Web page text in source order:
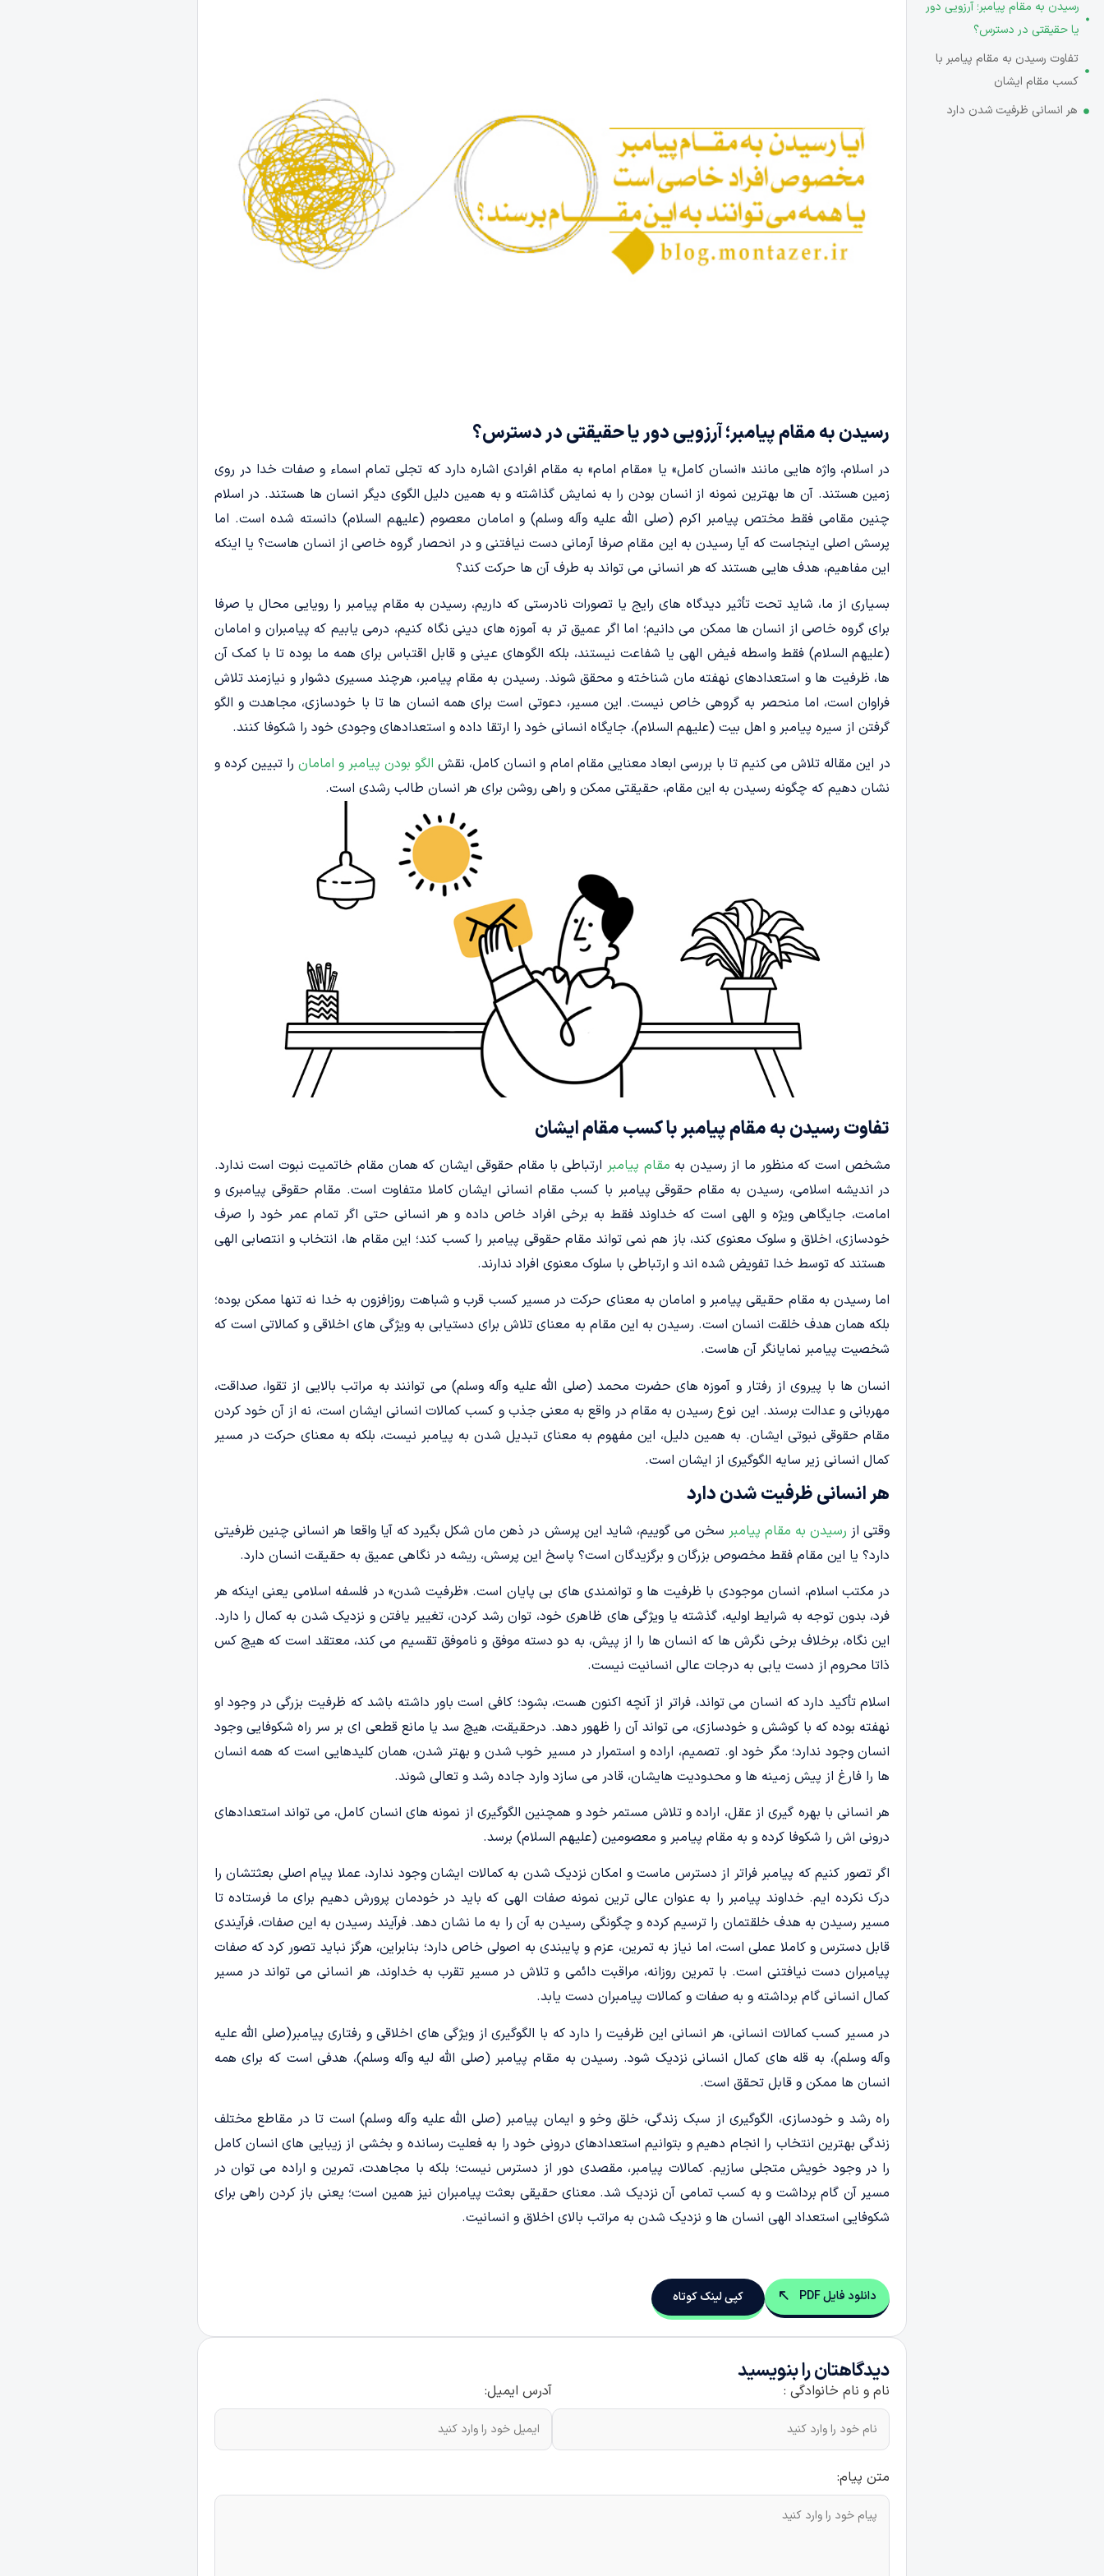
رسیدن به مقام پیامبر؛ آرزویی دور
یا حقیقتی در دسترس؟
تفاوت رسیدن به مقام پیامبر با
کسب مقام ایشان
هر انسانی ظرفیت شدن دارد
رسیدن به مقام پیامبر؛ آرزویی دور یا حقیقتی در دسترس؟
در اسلام، واژه هایی مانند «انسان کامل» یا «مقام امام» به مقام افرادی اشاره دارد که تجلی تمام اسماء و صفات خدا در روی
زمین هستند. آن ها بهترین نمونه از انسان بودن را به نمایش گذاشته و به همین دلیل الگوی دیگر انسان ها هستند. در اسلام
چنین مقامی فقط مختص پیامبر اکرم (صلی الله علیه وآله وسلم) و امامان معصوم (علیهم السلام) دانسته شده است. اما
پرسش اصلی اینجاست که آیا رسیدن به این مقام صرفا آرمانی دست نیافتنی و در انحصار گروه خاصی از انسان هاست؟ یا اینکه
این مفاهیم، هدف هایی هستند که هر انسانی می تواند به طرف آن ها حرکت کند؟
بسیاری از ما، شاید تحت تأثیر دیدگاه های رایج یا تصورات نادرستی که داریم، رسیدن به مقام پیامبر را رویایی محال یا صرفا
برای گروه خاصی از انسان ها ممکن می دانیم؛ اما اگر عمیق تر به آموزه های دینی نگاه کنیم، درمی یابیم که پیامبران و امامان
(علیهم السلام) فقط واسطه فیض الهی یا شفاعت نیستند، بلکه الگوهای عینی و قابل اقتباس برای همه ما بوده تا با کمک آن
ها، ظرفیت ها و استعدادهای نهفته مان شناخته و محقق شوند. رسیدن به مقام پیامبر، هرچند مسیری دشوار و نیازمند تلاش
فراوان است، اما منحصر به گروهی خاص نیست. این مسیر، دعوتی است برای همه انسان ها تا با خودسازی، مجاهدت و الگو
گرفتن از سیره پیامبر و اهل بیت (علیهم السلام)، جایگاه انسانی خود را ارتقا داده و استعدادهای وجودی خود را شکوفا کنند.
در این مقاله تلاش می کنیم تا با بررسی ابعاد معنایی مقام امام و انسان کامل، نقش الگو بودن پیامبر و امامان را تبیین کرده و
نشان دهیم که چگونه رسیدن به این مقام، حقیقتی ممکن و راهی روشن برای هر انسان طالب رشدی است.
تفاوترسیدن به مقام پیامبر با کسب مقام ایشان
مشخص است که منظور ما از رسیدن به مقام پیامبر ارتباطی با مقام حقوقی ایشان که همان مقام خاتمیت نبوت است ندارد.
در اندیشه اسلامی، رسیدن به مقام حقوقی پیامبر با کسب مقام انسانی ایشان کاملا متفاوت است. مقام حقوقی پیامبری و
امامت، جایگاهی ویژه و الهی است که خداوند فقط به برخی افراد خاص داده و هر انسانی حتی اگر تمام عمر خود را صرف
خودسازی، اخلاق و سلوک معنوی کند، باز هم نمی تواند مقام حقوقی پیامبر را کسب کند؛ این مقام ها، انتخاب و انتصابی الهی
هستند که توسط خدا تفویض شده اند و ارتباطی با سلوک معنوی افراد ندارند.
اما رسیدن به مقام حقیقی پیامبر و امامان به معنای حرکت در مسیر کسب قرب و شباهت روزافزون به خدا نه تنها ممکن بوده؛
بلکه همان هدف خلقت انسان است. رسیدن به این مقام به معنای تلاش برای دستیابی به ویژگی های اخلاقی و کمالاتی است که
شخصیت پیامبر نمایانگر آن هاست.
انسان ها با پیروی از رفتار و آموزه های حضرت محمد (صلی الله علیه وآله وسلم) می توانند به مراتب بالایی از تقوا، صداقت،
مهربانی و عدالت برسند. این نوع رسیدن به مقام در واقع به معنی جذب و کسب کمالات انسانی ایشان است، نه از آن خود کردن
مقام حقوقی نبوتی ایشان. به همین دلیل، این مفهوم به معنای تبدیل شدن به پیامبر نیست، بلکه به معنای حرکت در مسیر
کمال انسانی زیر سایه الگوگیری از ایشان است.
هر انسانی ظرفیت شدن دارد
وقتی از رسیدن به مقام پیامبر سخن می گوییم، شاید این پرسش در ذهن مان شکل بگیرد که آیا واقعا هر انسانی چنین ظرفیتی
دارد؟ یا این مقام فقط مخصوص بزرگان و برگزیدگان است؟ پاسخ این پرسش، ریشه در نگاهی عمیق به حقیقت انسان دارد.
در مکتب اسلام، انسان موجودی با ظرفیت ها و توانمندی های بی پایان است. «ظرفیت شدن» در فلسفه اسلامی یعنی اینکه هر
فرد، بدون توجه به شرایط اولیه، گذشته یا ویژگی های ظاهری خود، توان رشد کردن، تغییر یافتن و نزدیک شدن به کمال را دارد.
این نگاه، برخلاف برخی نگرش ها که انسان ها را از پیش، به دو دسته موفق و ناموفق تقسیم می کند، معتقد است که هیچ کس
ذاتا محروم از دست یابی به درجات عالی انسانیت نیست.
اسلام تأکید دارد که انسان می تواند، فراتر از آنچه اکنون هست، بشود؛ کافی است باور داشته باشد که ظرفیت بزرگی در وجود او
نهفته بوده که با کوشش و خودسازی، می تواند آن را ظهور دهد. درحقیقت، هیچ سد یا مانع قطعی ای بر سر راه شکوفایی وجود
انسان وجود ندارد؛ مگر خود او. تصمیم، اراده و استمرار در مسیر خوب شدن و بهتر شدن، همان کلیدهایی است که همه انسان
ها را فارغ از پیش زمینه ها و محدودیت هایشان، قادر می سازد وارد جاده رشد و تعالی شوند.
هر انسانی با بهره گیری از عقل، اراده و تلاش مستمر خود و همچنین الگوگیری از نمونه های انسان کامل، می تواند استعدادهای
درونی اش را شکوفا کرده و به مقام پیامبر و معصومین (علیهم السلام) برسد.
اگر تصور کنیم که پیامبر فراتر از دسترس ماست و امکان نزدیک شدن به کمالات ایشان وجود ندارد، عملا پیام اصلی بعثتشان را
درک نکرده ایم. خداوند پیامبر را به عنوان عالی ترین نمونه صفات الهی که باید در خودمان پرورش دهیم برای ما فرستاده تا
مسیر رسیدن به هدف خلقتمان را ترسیم کرده و چگونگی رسیدن به آن را به ما نشان دهد. فرآیند رسیدن به این صفات، فرآیندی
قابل دسترس و کاملا عملی است، اما نیاز به تمرین، عزم و پایبندی به اصولی خاص دارد؛ بنابراین، هرگز نباید تصور کرد که صفات
پیامبران دست نیافتنی است. با تمرین روزانه، مراقبت دائمی و تلاش در مسیر تقرب به خداوند، هر انسانی می تواند در مسیر
کمال انسانی گام برداشته و به صفات و کمالات پیامبران دست یابد.
در مسیر کسب کمالات انسانی، هر انسانی این ظرفیت را دارد که با الگوگیری از ویژگی های اخلاقی و رفتاری پیامبر(صلی الله علیه
وآله وسلم)، به قله های کمال انسانی نزدیک شود. رسیدن به مقام پیامبر (صلی الله لیه وآله وسلم)، هدفی است که برای همه
انسان ها ممکن و قابل تحقق است.
راه رشد و خودسازی، الگوگیری از سبک زندگی، خلق وخو و ایمان پیامبر (صلی الله علیه وآله وسلم) است تا در مقاطع مختلف
زندگی بهترین انتخاب را انجام دهیم و بتوانیم استعدادهای درونی خود را به فعلیت رسانده و بخشی از زیبایی های انسان کامل
را در وجود خویش متجلی سازیم. کمالات پیامبر، مقصدی دور از دسترس نیست؛ بلکه با مجاهدت، تمرین و اراده می توان در
مسیر آن گام برداشت و به کسب تمامی آن نزدیک شد. معنای حقیقی بعثت پیامبران نیز همین است؛ یعنی باز کردن راهی برای
شکوفایی استعداد الهی انسان ها و نزدیک شدن به مراتب بالای اخلاق و انسانیت.
دانلود فایل PDF کپی لینک کوتاه
دیدگاهتان را بنویسید
نام و نام خانوادگی : آدرس ایمیل:
متن پیام: